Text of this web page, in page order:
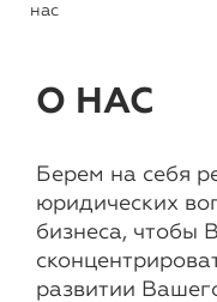
нас
О НАС
Берем на себя
юридических
бизнеса, чтобы
развитии